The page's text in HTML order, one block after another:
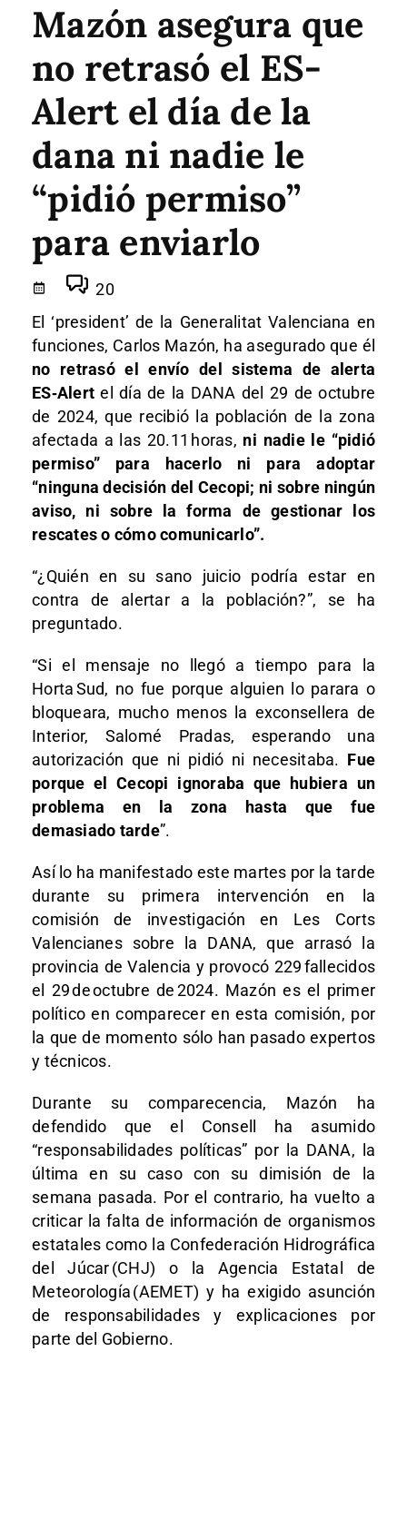
Mazón asegura que
no retrasó el ES-
Alert el día de la
dana ni nadie le
“pidió permiso”
para enviarlo
20
El ‘president’ de la Generalitat Valenciana en
funciones, Carlos Mazón, ha asegurado que él
no retrasó el envío del sistema de alerta
ES‑Alert el día de la DANA del 29 de octubre
de 2024, que recibió la población de la zona
afectada a las 20.11 horas, ni nadie le “pidió
permiso” para hacerlo ni para adoptar
“ninguna decisión del Cecopi; ni sobre ningún
aviso, ni sobre la forma de gestionar los
rescates o cómo comunicarlo”.
“¿Quién en su sano juicio podría estar en
contra de alertar a la población?”, se ha
preguntado.
“Si el mensaje no llegó a tiempo para la
Horta Sud, no fue porque alguien lo parara o
bloqueara, mucho menos la exconsellera de
Interior, Salomé Pradas, esperando una
autorización que ni pidió ni necesitaba. Fue
porque el Cecopi ignoraba que hubiera un
problema en la zona hasta que fue
demasiado tarde”.
Así lo ha manifestado este martes por la tarde
durante su primera intervención en la
comisión de investigación en Les Corts
Valencianes sobre la DANA, que arrasó la
provincia de Valencia y provocó 229 fallecidos
el 29 de octubre de 2024. Mazón es el primer
político en comparecer en esta comisión, por
la que de momento sólo han pasado expertos
y técnicos.
Durante su comparecencia, Mazón ha
defendido que el Consell ha asumido
“responsabilidades políticas” por la DANA, la
última en su caso con su dimisión de la
semana pasada. Por el contrario, ha vuelto a
criticar la falta de información de organismos
estatales como la Confederación Hidrográfica
del Júcar (CHJ) o la Agencia Estatal de
Meteorología (AEMET) y ha exigido asunción
de responsabilidades y explicaciones por
parte del Gobierno.